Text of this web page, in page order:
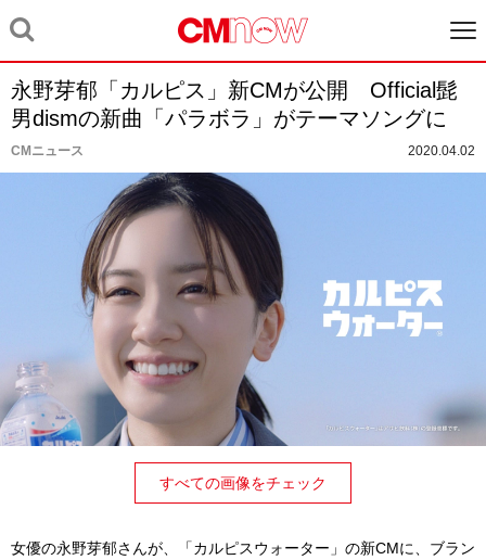
永野芽郁「カルピス」新CMが公開 Official髭
男dismの新曲「パラボラ」がテーマソングに
CMニュース 2020.04.02
すべての画像をチェック
女優の永野芽郁さんが、「カルピスウォーター」の新CMに、ブラン